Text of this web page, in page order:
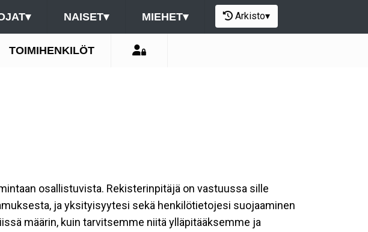
▾ NAISET▾ MIEHET▾ Arkisto▾
TOIMIHENKILÖT
osallistuvista. Rekisterinpitäjä on vastuussa sille
ja yksityisyytesi sekä henkilötietojesi suojaaminen
määrin, kuin tarvitsemme niitä ylläpitääksemme ja